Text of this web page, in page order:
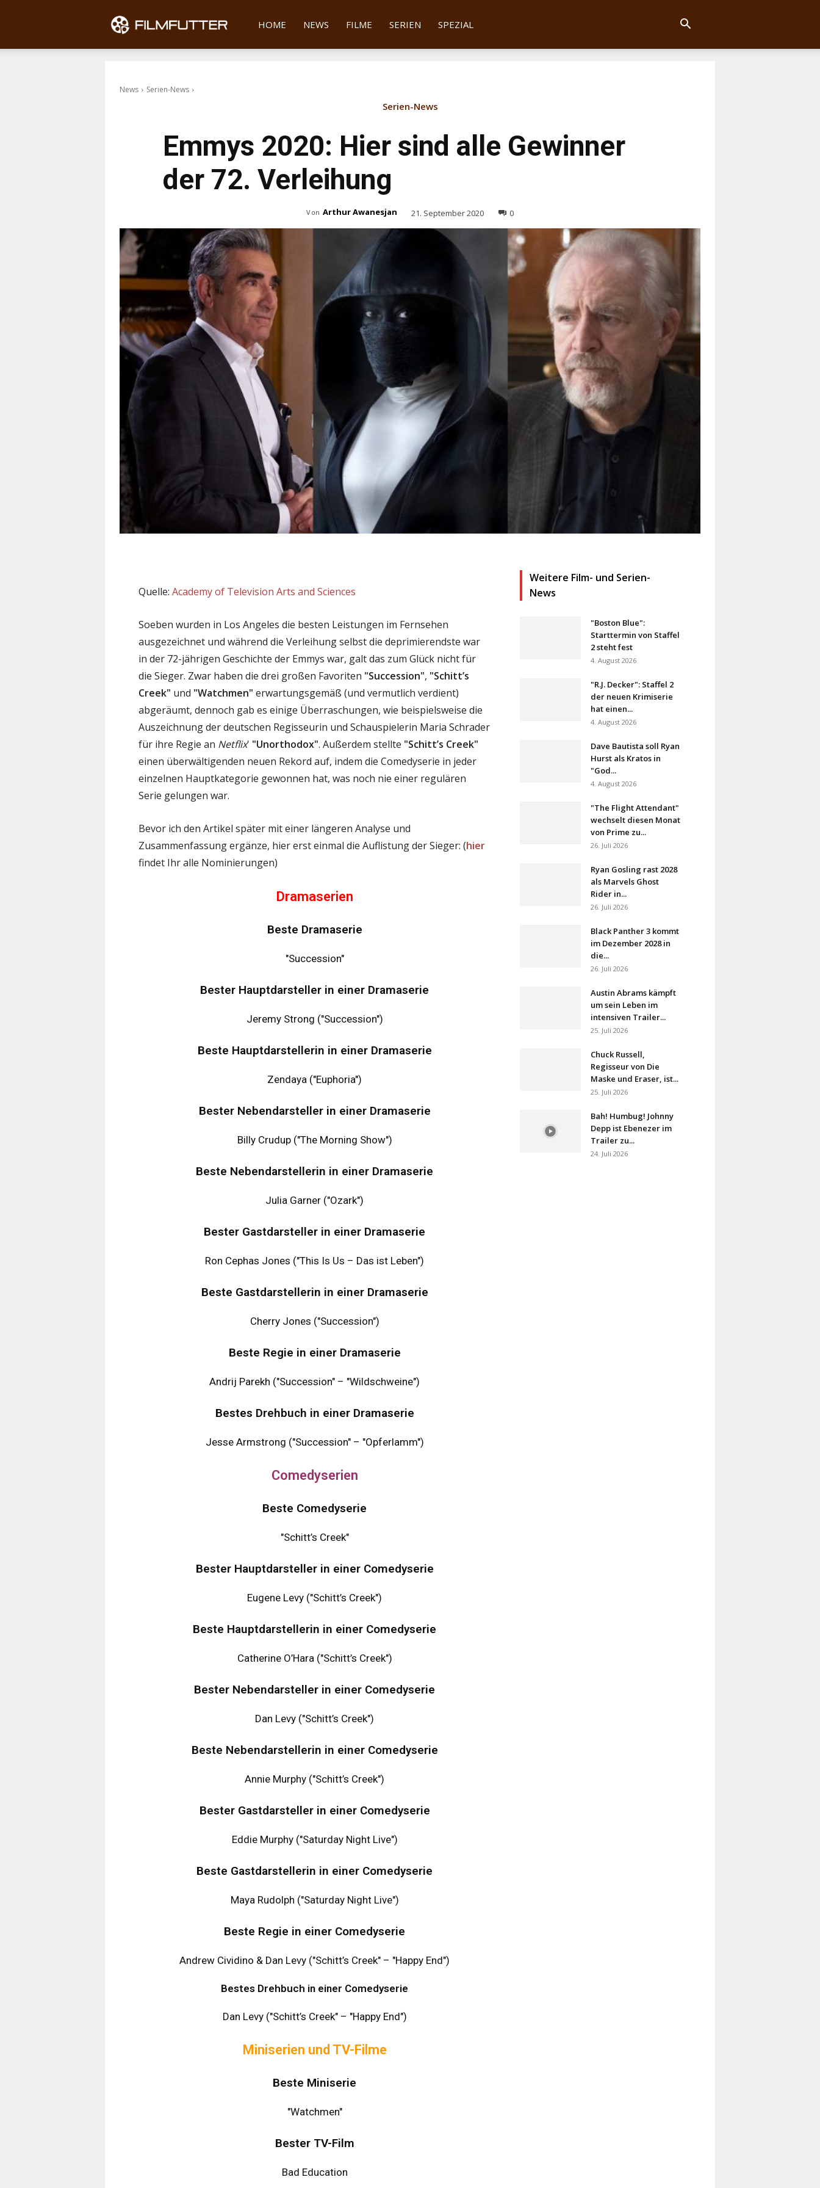
Filmfutter
HOME NEWS FILME SERIEN SPEZIAL
News Serien-News
Serien-News
Emmys 2020: Hier sind alle Gewinner
der 72. Verleihung
Von Arthur Awanesjan 21. September 2020 0
Quelle: Academy of Television Arts and Sciences
Soeben wurden in Los Angeles die besten Leistungen im Fernsehen
ausgezeichnet und während die Verleihung selbst die deprimierendste war
in der 72-jährigen Geschichte der Emmys war, galt das zum Glück nicht für
die Sieger. Zwar haben die drei großen Favoriten "Succession", "Schitt’s
Creek" und "Watchmen" erwartungsgemäß (und vermutlich verdient)
abgeräumt, dennoch gab es einige Überraschungen, wie beispielsweise die
Auszeichnung der deutschen Regisseurin und Schauspielerin Maria Schrader
für ihre Regie an Netflix' "Unorthodox". Außerdem stellte "Schitt’s Creek"
einen überwältigenden neuen Rekord auf, indem die Comedyserie in jeder
einzelnen Hauptkategorie gewonnen hat, was noch nie einer regulären
Serie gelungen war.
Bevor ich den Artikel später mit einer längeren Analyse und
Zusammenfassung ergänze, hier erst einmal die Auflistung der Sieger: (hier
findet Ihr alle Nominierungen)
Dramaserien
Beste Dramaserie
"Succession"
Bester Hauptdarsteller in einer Dramaserie
Jeremy Strong ("Succession")
Beste Hauptdarstellerin in einer Dramaserie
Zendaya ("Euphoria")
Bester Nebendarsteller in einer Dramaserie
Billy Crudup ("The Morning Show")
Beste Nebendarstellerin in einer Dramaserie
Julia Garner ("Ozark")
Bester Gastdarsteller in einer Dramaserie
Ron Cephas Jones ("This Is Us – Das ist Leben")
Beste Gastdarstellerin in einer Dramaserie
Cherry Jones ("Succession")
Beste Regie in einer Dramaserie
Andrij Parekh ("Succession" – "Wildschweine")
Bestes Drehbuch in einer Dramaserie
Jesse Armstrong ("Succession" – "Opferlamm")
Comedyserien
Beste Comedyserie
"Schitt’s Creek"
Bester Hauptdarsteller in einer Comedyserie
Eugene Levy ("Schitt’s Creek")
Beste Hauptdarstellerin in einer Comedyserie
Catherine O’Hara ("Schitt’s Creek")
Bester Nebendarsteller in einer Comedyserie
Dan Levy ("Schitt’s Creek")
Beste Nebendarstellerin in einer Comedyserie
Annie Murphy ("Schitt’s Creek")
Bester Gastdarsteller in einer Comedyserie
Eddie Murphy ("Saturday Night Live")
Beste Gastdarstellerin in einer Comedyserie
Maya Rudolph ("Saturday Night Live")
Beste Regie in einer Comedyserie
Andrew Cividino & Dan Levy ("Schitt’s Creek" – "Happy End")
Bestes Drehbuch in einer Comedyserie
Dan Levy ("Schitt’s Creek" – "Happy End")
Miniserien und TV-Filme
Beste Miniserie
"Watchmen"
Bester TV-Film
Bad Education
Weitere Film- und Serien-
News
"Boston Blue":
Starttermin von Staffel
2 steht fest
4. August 2026
"R.J. Decker": Staffel 2
der neuen Krimiserie
hat einen...
4. August 2026
Dave Bautista soll Ryan
Hurst als Kratos in
"God...
4. August 2026
"The Flight Attendant"
wechselt diesen Monat
von Prime zu...
26. Juli 2026
Ryan Gosling rast 2028
als Marvels Ghost
Rider in...
26. Juli 2026
Black Panther 3 kommt
im Dezember 2028 in
die...
26. Juli 2026
Austin Abrams kämpft
um sein Leben im
intensiven Trailer...
25. Juli 2026
Chuck Russell,
Regisseur von Die
Maske und Eraser, ist...
25. Juli 2026
Bah! Humbug! Johnny
Depp ist Ebenezer im
Trailer zu...
24. Juli 2026